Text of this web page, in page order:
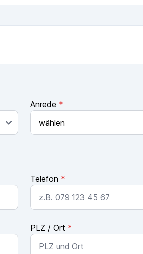
Anrede *
Telefon *
PLZ / Ort *